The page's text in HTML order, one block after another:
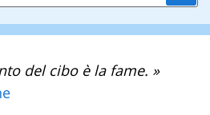
del cibo è la fame. »